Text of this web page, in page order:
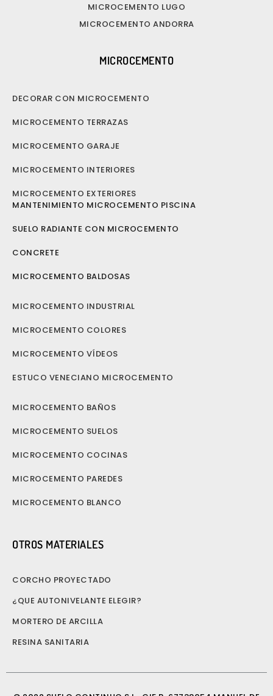
MICROCEMENTO LUGO
MICROCEMENTO ANDORRA
MICROCEMENTO
OTROS MATERIALES
CORCHO PROYECTADO
¿QUE AUTONIVELANTE ELEGIR?
MORTERO DE ARCILLA
RESINA SANITARIA
MICROCEMENTO BAÑOS
MICROCEMENTO SUELOS
MICROCEMENTO COCINAS
MICROCEMENTO PAREDES
MICROCEMENTO BLANCO
MICROCEMENTO INDUSTRIAL
MICROCEMENTO COLORES
MICROCEMENTO VÍDEOS
ESTUCO VENECIANO MICROCEMENTO
MANTENIMIENTO MICROCEMENTO PISCINA
SUELO RADIANTE CON MICROCEMENTO
CONCRETE
MICROCEMENTO BALDOSAS
DECORAR CON MICROCEMENTO
MICROCEMENTO TERRAZAS
MICROCEMENTO GARAJE
MICROCEMENTO INTERIORES
MICROCEMENTO EXTERIORES